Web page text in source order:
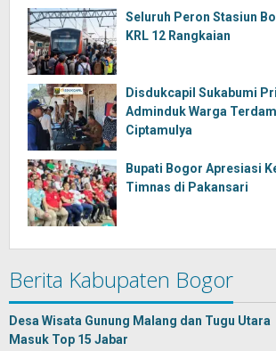
Seluruh Peron Stasiun
KRL 12 Rangkaian
Disdukcapil Sukabumi
Adminduk Warga
Ciptamulya
Bupati Bogor Apresiasi
Timnas di Pakansari
Berita Kabupaten Bogor
Desa Wisata Gunung Malang dan Tugu Utara
Masuk Top 15 Jabar